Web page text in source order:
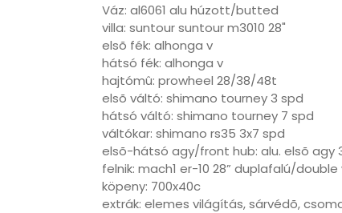
Váz: al6061 alu húzott/butted
villa: suntour suntour m3010 28"
elsõ fék: alhonga v
hátsó fék: alhonga v
hajtómû: prowheel 28/38/48t
elsõ váltó: shimano tourney 3 spd
hátsó váltó: shimano tourney 7 spd
váltókar: shimano rs35 3x7 spd
elsõ-hátsó agy/front hub: alu. elsõ agy
felnik: mach1 er-10 28” duplafalú/double
köpeny: 700x40c
extrák: elemes világítás, sárvédõ,